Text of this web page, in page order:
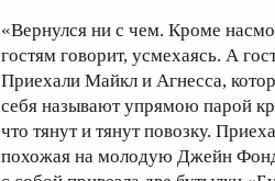
«Вернулся ни с чем. Кроме
гостям говорит, усмехаясь. А
Приехали Майкл и Агнесса,
себя называют упрямою парой
что тянут и тянут повозку.
похожая на молодую Джейн